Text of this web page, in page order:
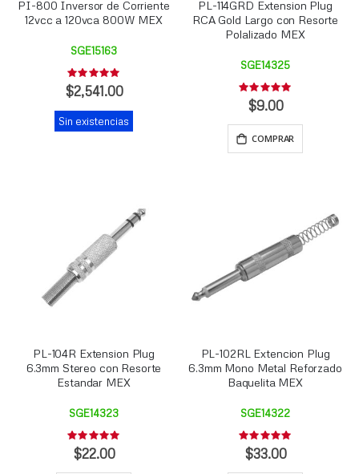
PI-800 Inversor de Corriente
12vcc a 120vca 800W MEX
SGE15163
Rating:
0%
$2,541.00
Sin existencias
PL-114GRD Extension Plug
RCA Gold Largo con Resorte
Polalizado MEX
SGE14325
Rating:
0%$9.00
COMPRAR
PL-104R Extension Plug
6.3mm Stereo con Resorte
Estandar MEX
SGE14323
Rating:
0%
$22.00
PL-102RL Extencion Plug
6.3mm Mono Metal Reforzado
Baquelita MEX
SGE14322
Rating:
0%
$33.00